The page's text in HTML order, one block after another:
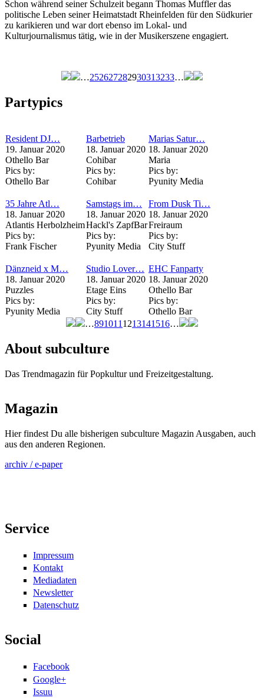
Schon während seiner Schulzeit begann Thomas Muffler das
politische Leben seiner Heimatstadt Rheinfelden für den Südkurier
zu karikieren und war dort ebenso im Lokal- und
Kulturjournalismus tätig, wie in der Musikerszene engagiert.
…252627282930313233…
Partypics
Resident DJ…
19. Januar 2020
Othello Bar
Pics by:
Othello Bar
Barbetrieb
18. Januar 2020
Cohibar
Pics by:
Cohibar
Marias Satur…
18. Januar 2020
Maria
Pics by:
Pyunity Media
35 Jahre Atl…
18. Januar 2020
Atlantis Herbolzheim
Pics by:
Frank Fischer
Samstags im…
18. Januar 2020
Hackl's ZapfBar
Pics by:
Pyunity Media
From Dusk Ti…
18. Januar 2020
Freiraum
Pics by:
City Stuff
Dänzneid x M…
18. Januar 2020
Puzzles
Pics by:
Pyunity Media
Studio Lover…
18. Januar 2020
Etage Eins
Pics by:
City Stuff
EHC Fanparty
18. Januar 2020
Othello Bar
Pics by:
Othello Bar
…891011 1213141516…
About subculture
Das Trendmagazin für Popkultur und Freizeitgestaltung.
Magazin
Hier findest Du alle bisherigen subculture Magazin Ausgaben, auch
aus den anderen Regionen.
archiv / e-paper
Service
Impressum
Kontakt
Mediadaten
Newsletter
Datenschutz
Social
Facebook
Google+
Issuu